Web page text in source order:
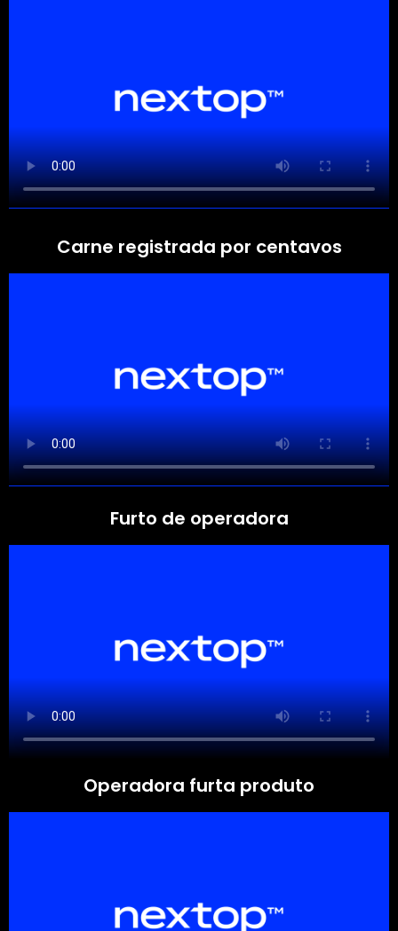
Carne registrada por centavos
Furto de operadora
Operadora furta produto